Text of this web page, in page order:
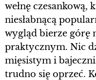
wełnę czesankową,
niesłabnącą
wygląd bierze górę
praktycznym. Nic
mięsistym i
trudno się oprzeć.